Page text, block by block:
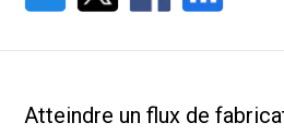
Atteindre un flux de